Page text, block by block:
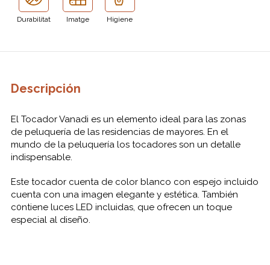
Durabilitat Imatge Higiene
Descripción
El Tocador Vanadi es un elemento ideal para las zonas
de peluquería de las residencias de mayores. En el
mundo de la peluquería los tocadores son un detalle
indispensable.
Este tocador cuenta de color blanco con espejo incluido
cuenta con una imagen elegante y estética. También
c0ntiene luces LED incluidas, que ofrecen un toque
especial al diseño.